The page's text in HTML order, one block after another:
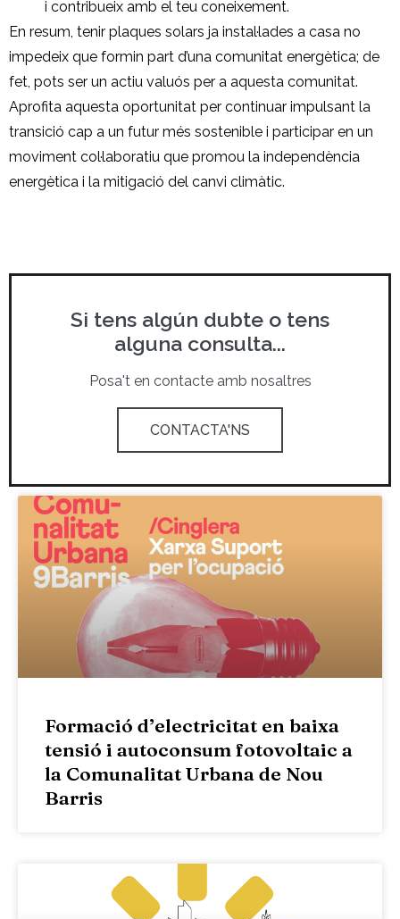
i contribueix amb el teu coneixement.
En resum, tenir plaques solars ja instal·lades a casa no
impedeix que formin part d’una comunitat energètica; de
fet, pots ser un actiu valuós per a aquesta comunitat.
Aprofita aquesta oportunitat per continuar impulsant la
transició cap a un futur més sostenible i participar en un
moviment col·laboratiu que promou la independència
energètica i la mitigació del canvi climàtic.
Si tens algún dubte o tens
alguna consulta...
Posa't en contacte amb nosaltres
CONTACTA'NS
Formació d’electricitat en baixa
tensió i autoconsum fotovoltaic a
la Comunalitat Urbana de Nou
Barris